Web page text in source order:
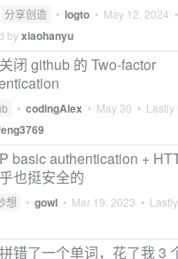
分享创造 • logto • May 12, 2024
byxiaohanyu
闭 github 的 Two-factor
• codingAlex • May 30 •
basic authentication +
也挺安全的
想 • gowl • Mar 19, 2023 •
错了一个单词，花了我 3